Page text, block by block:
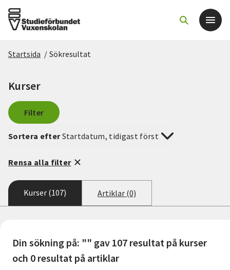
För dig som
Sök kurser och evenemang
Starta studiecirkel
Cirkelledare
Nyheter
Avdelningar
Startsida / Sökresultat
Kurser
Filter
Sortera efterStartdatum, tidigast först
Rensa alla filter
Kurser (107) Artiklar (0)
Din sökning på: "" gav 107 resultat på kurser
och 0 resultat på artiklar